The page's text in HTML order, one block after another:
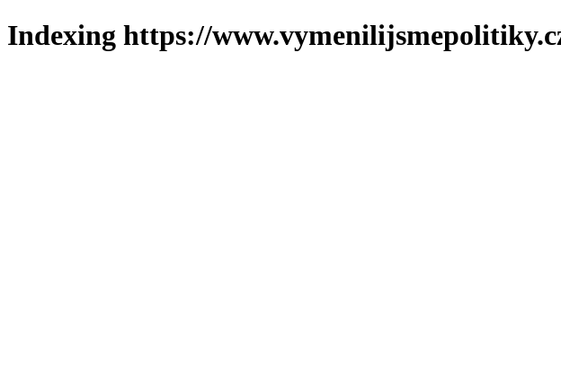
Indexing https://